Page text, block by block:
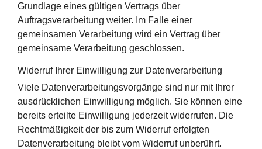
Grundlage eines gültigen Vertrags über
Auftragsverarbeitung weiter. Im Falle einer
gemeinsamen Verarbeitung wird ein Vertrag über
gemeinsame Verarbeitung geschlossen.
Widerruf Ihrer Einwilligung zur Datenverarbeitung
Viele Datenverarbeitungsvorgänge sind nur mit Ihrer
ausdrücklichen Einwilligung möglich. Sie können eine
bereits erteilte Einwilligung jederzeit widerrufen. Die
Rechtmäßigkeit der bis zum Widerruf erfolgten
Datenverarbeitung bleibt vom Widerruf unberührt.